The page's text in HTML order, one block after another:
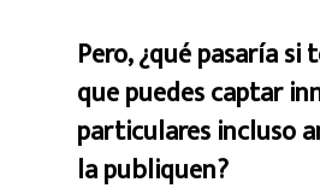
Pero, ¿qué pasaría si
que puedes captar
particulares incluso
la publiquen?